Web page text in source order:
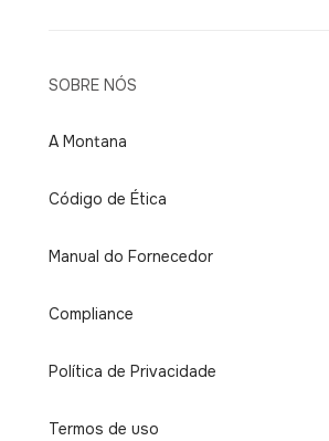
SOBRE NÓS
A Montana
Código de Ética
Manual do Fornecedor
Compliance
Política de Privacidade
Termos de uso